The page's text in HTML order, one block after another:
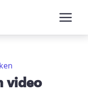
video